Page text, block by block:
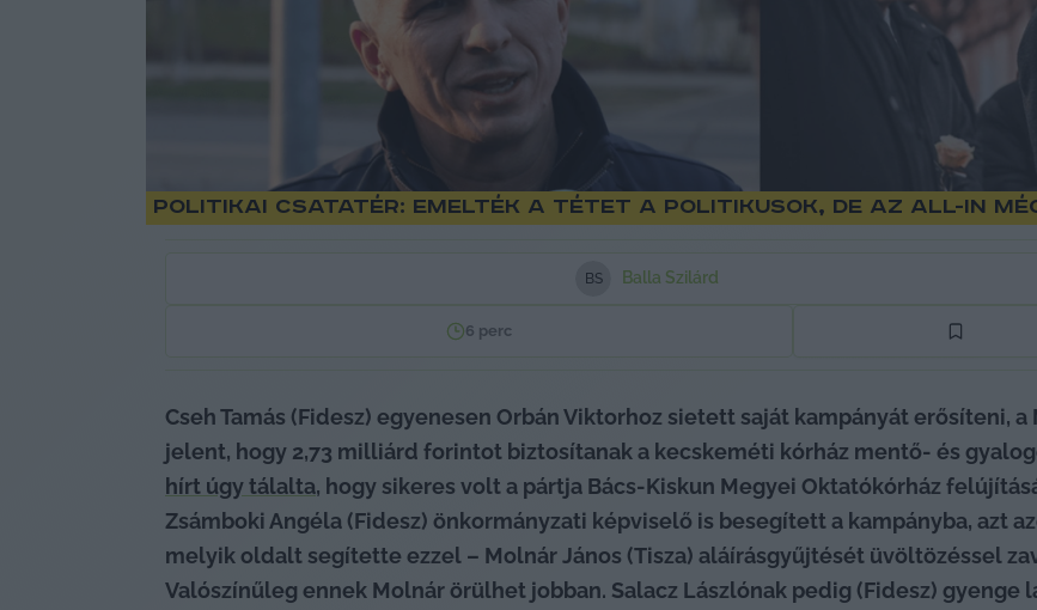
Politikai csatatér: emelték a tétet a politikusok, de az all-in
BS Balla Szilárd
6 perc
Cseh Tamás (Fidesz) egyenesen Orbán Viktorhoz sietett saját kampányát erősíteni,
jelent, hogy 2,73 milliárd forintot biztosítanak a kecskeméti kórház mentő- és
hírt úgy tálalta, hogy sikeres volt a pártja Bács-Kiskun Megyei Oktatókórház
Zsámboki Angéla (Fidesz) önkormányzati képviselő is besegített a kampányba, azt
melyik oldalt segítette ezzel – Molnár János (Tisza) aláírásgyűjtését üvöltözéssel
Valószínűleg ennek Molnár örülhet jobban. Salacz Lászlónak pedig (Fidesz) gyenge